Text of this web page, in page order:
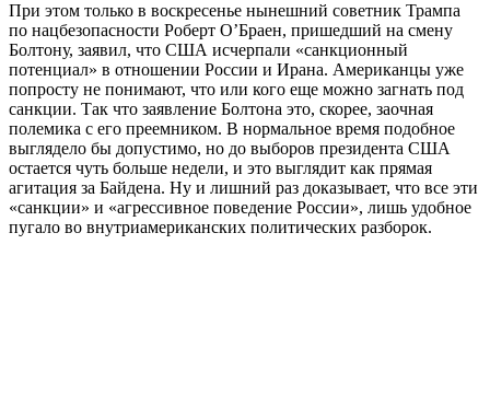
При этом только в воскресенье нынешний советник Трампа
по нацбезопасности Роберт О’Браен, пришедший на смену
Болтону, заявил, что США исчерпали «санкционный
потенциал» в отношении России и Ирана. Американцы уже
попросту не понимают, что или кого еще можно загнать под
санкции. Так что заявление Болтона это, скорее, заочная
полемика с его преемником. В нормальное время подобное
выглядело бы допустимо, но до выборов президента США
остается чуть больше недели, и это выглядит как прямая
агитация за Байдена. Ну и лишний раз доказывает, что все эти
«санкции» и «агрессивное поведение России», лишь удобное
пугало во внутриамериканских политических разборок.